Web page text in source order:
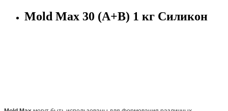
Mold Max 30 (A+B) 1 кг Силикон